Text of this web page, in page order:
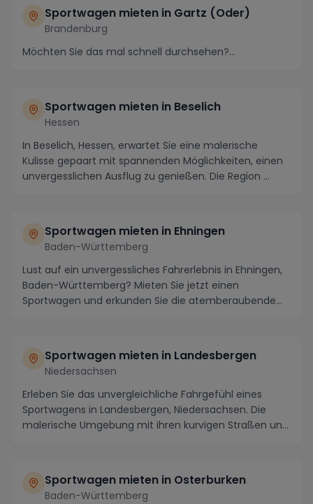
Sportwagen mieten in Gartz (Oder)
Brandenburg
Möchten Sie das mal schnell durchsehen?...
Sportwagen mieten in Beselich
Hessen
In Beselich, Hessen, erwartet Sie eine malerische
Kulisse gepaart mit spannenden Möglichkeiten, einen
unvergesslichen Ausflug zu genießen. Die Region ...
Sportwagen mieten in Ehningen
Baden-Württemberg
Lust auf ein unvergessliches Fahrerlebnis in Ehningen,
Baden-Württemberg? Mieten Sie jetzt einen
Sportwagen und erkunden Sie die atemberaubende
Sportwagen mieten in Landesbergen
Niedersachsen
Erleben Sie das unvergleichliche Fahrgefühl eines
Sportwagens in Landesbergen, Niedersachsen. Die
malerische Umgebung mit ihren kurvigen Straßen und
Sportwagen mieten in Osterburken
Baden-Württemberg